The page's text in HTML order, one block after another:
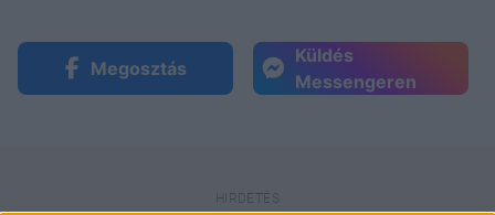
Megosztás
Küldés
Messengeren